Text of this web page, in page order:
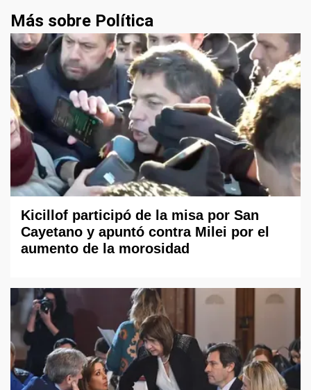
Más sobre Política
Kicillof participó de la misa por San
Cayetano y apuntó contra Milei por el
aumento de la morosidad